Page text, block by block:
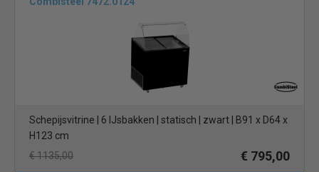
Schepijsvitrine | 6 IJsbakken | statisch | zwart | B91 x D64 x
H123 cm
€ 1135,00
€ 795,00